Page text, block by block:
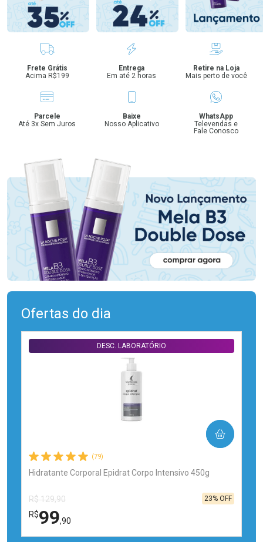
Benefícios
Frete Grátis
Acima R$199
Entrega
Em até 2 horas
Retire na Loja
Mais perto de você
Parcele
Até 3x Sem Juros
Baixe
Nosso Aplicativo
WhatsApp
Televendas e
Fale Conosco
Ofertas do dia
(79)
Hidratante Corporal Epidrat Corpo Intensivo 450g
DESC. LABORATÓRIO
R$ 129,90
R$99,90
23% OFF
COMPRAR